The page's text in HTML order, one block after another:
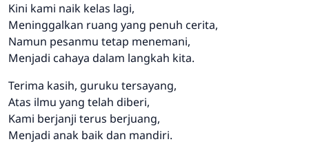
Kini kami naik kelas lagi,
Meninggalkan ruang yang penuh cerita,
Namun pesanmu tetap menemani,
Menjadi cahaya dalam langkah kita.
Terima kasih, guruku tersayang,
Atas ilmu yang telah diberi,
Kami berjanji terus berjuang,
Menjadi anak baik dan mandiri.